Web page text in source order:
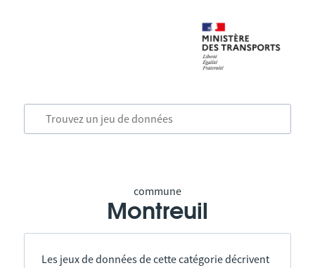
commune
Montreuil
Les jeux de données de cette catégorie décrivent